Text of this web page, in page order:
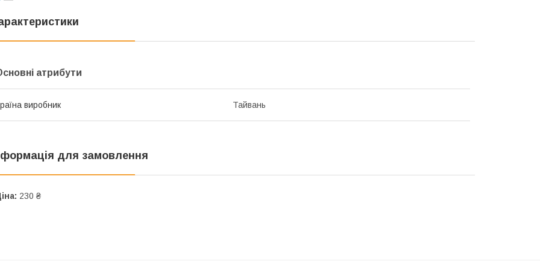
атрибути
виробник Тайвань
для замовлення
230 ₴